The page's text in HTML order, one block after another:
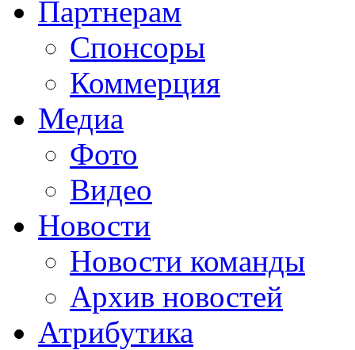
Партнерам
Спонсоры
Коммерция
Медиа
Фото
Видео
Новости
Новости команды
Архив новостей
Атрибутика